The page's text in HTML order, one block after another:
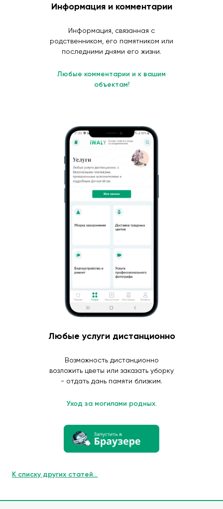
Информация и комментарии
Информация, связанная с
родственником, его памятником или
последними днями его жизни.
Любые комментарии и к вашим
объектам!
Любые услуги дистанционно
Возможность дистанционно
возложить цветы или заказать уборку
- отдать дань памяти близким.
Уход за могилами родных.
К списку других статей...